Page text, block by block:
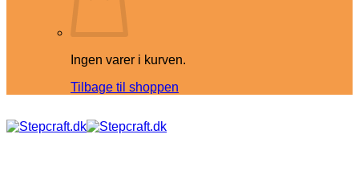
Ingen varer i kurven.
Tilbage til shoppen